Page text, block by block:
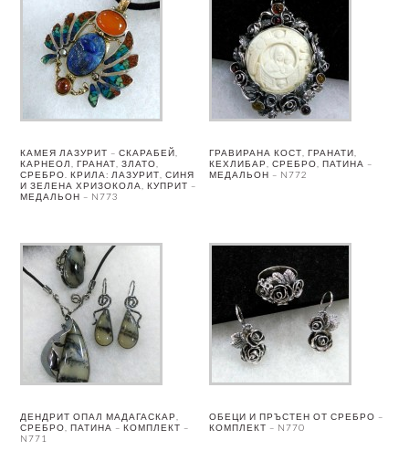
КАМЕЯ ЛАЗУРИТ – СКАРАБЕЙ,
КАРНЕОЛ, ГРАНАТ, ЗЛАТО,
СРЕБРО. КРИЛА: ЛАЗУРИТ, СИНЯ
И ЗЕЛЕНА ХРИЗОКОЛА, КУПРИТ –
МЕДАЛЬОН – N773
ГРАВИРАНА КОСТ, ГРАНАТИ,
КЕХЛИБАР, СРЕБРО, ПАТИНА –
МЕДАЛЬОН – N772
ДЕНДРИТ ОПАЛ МАДАГАСКАР,
СРЕБРО, ПАТИНА – КОМПЛЕКТ –
N771
ОБЕЦИ И ПРЪСТЕН ОТ СРЕБРО –
КОМПЛЕКТ – N770